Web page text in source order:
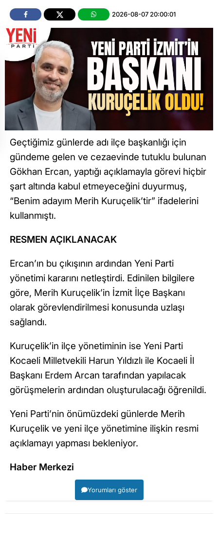
2026-08-07 20:00:01
Geçtiğimiz günlerde adı ilçe başkanlığı için
gündeme gelen ve cezaevinde tutuklu bulunan
Gökhan Ercan, yaptığı açıklamayla görevi hiçbir
şart altında kabul etmeyeceğini duyurmuş,
“Benim adayım Merih Kuruçelik’tir” ifadelerini
kullanmıştı.
RESMEN AÇIKLANACAK
Ercan’ın bu çıkışının ardından Yeni Parti
yönetimi kararını netleştirdi. Edinilen bilgilere
göre, Merih Kuruçelik’in İzmit İlçe Başkanı
olarak görevlendirilmesi konusunda uzlaşı
sağlandı.
Kuruçelik’in ilçe yönetiminin ise Yeni Parti
Kocaeli Milletvekili Harun Yıldızlı ile Kocaeli İl
Başkanı Erdem Arcan tarafından yapılacak
görüşmelerin ardından oluşturulacağı öğrenildi.
Yeni Parti’nin önümüzdeki günlerde Merih
Kuruçelik ve yeni ilçe yönetimine ilişkin resmi
açıklamayı yapması bekleniyor.
Haber Merkezi
Yorumları göster